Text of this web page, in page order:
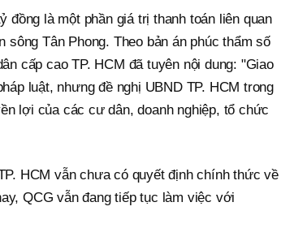
đồng là một phần giá trị thanh toán liên quan
Tân Phong. Theo bản án phúc thẩm số
cấp cao TP. HCM đã tuyên nội dung: "Giao
luật, nhưng đề nghị UBND TP. HCM trong
lợi của các cư dân, doanh nghiệp, tổ chức
HCM vẫn chưa có quyết định chính thức về
QCG vẫn đang tiếp tục làm việc với